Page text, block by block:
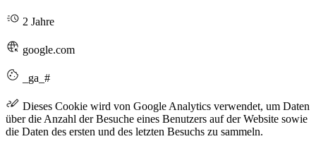
2 Jahre
google.com
_ga_#
Dieses Cookie wird von Google Analytics verwendet, um Daten
über die Anzahl der Besuche eines Benutzers auf der Website sowie
die Daten des ersten und des letzten Besuchs zu sammeln.